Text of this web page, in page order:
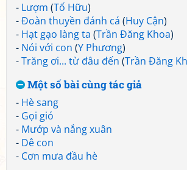
- Lượm (Tố Hữu)
-Đoàn thuyền đánh cá (Huy Cận)
- Hạt gạo làng ta (Trần Đăng Khoa)
- Nói với con (Y Phương)
-Trăng ơi... từ đâu đến (Trần Đăng
Một số bài cùng tác giả
- Hè sang
- Gọi gió
- Mướp và nắng xuân
- Dê con
- Cơn mưa đầu hè